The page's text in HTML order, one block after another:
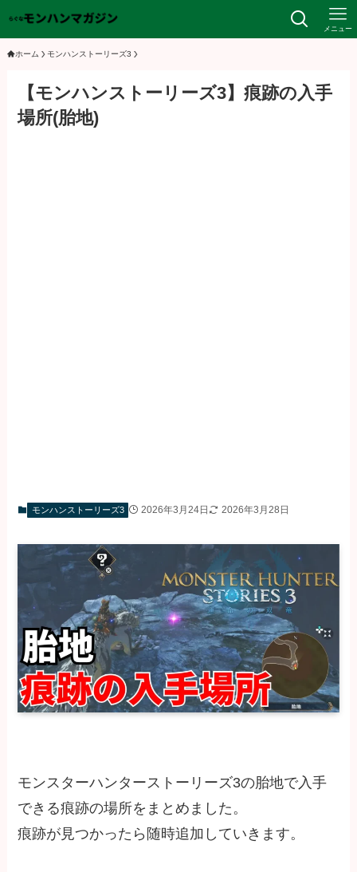
メニュー
ホーム モンハンストーリーズ3
【モンハンストーリーズ3】痕跡の入手
場所(胎地)
モンハンストーリーズ3 2026年3月24日 2026年3月28日
モンスターハンターストーリーズ3の胎地で入手
できる痕跡の場所をまとめました。
痕跡が見つかったら随時追加していきます。